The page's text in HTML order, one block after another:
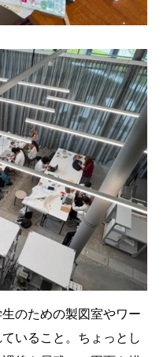
のための製図室やワー
いること。ちょっとし